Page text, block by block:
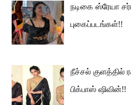
நடிகை ஸ்ரேயா
புகைப்படங்கள்!!
நீச்சல் குளத்தில்
பிக்பாஸ் ஷிவின்!!